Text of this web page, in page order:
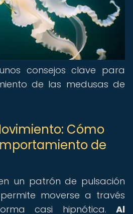
consejos clave para
de las medusas de
Cómo
de
un patrón de pulsación
moverse a través
casi hipnótica. Al